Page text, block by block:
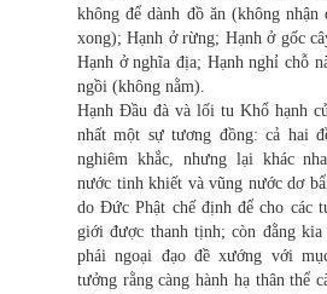
không để dành đồ ăn (không nhận
xong); Hạnh ở rừng; Hạnh ở gốc
Hạnh ở nghĩa địa; Hạnh nghỉ chỗ
ngồi (không nằm).
Hạnh Đầu đà và lối tu Khổ hạnh
nhất một sự tương đồng: cả hai
nghiêm khắc, nhưng lại khác
nước tinh khiết và vũng nước dơ
do Đức Phật chế định để cho các
giới được thanh tịnh; còn đằng
phái ngoại đạo đề xướng với
tưởng rằng càng hành hạ thân thể